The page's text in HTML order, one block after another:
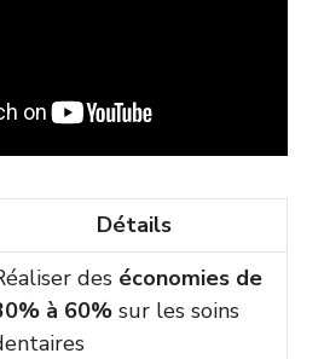
Détails
des économies de
à 60% sur les soins